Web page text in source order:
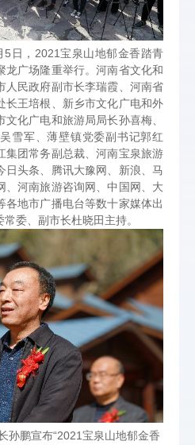
日，2021宝泉山地郁金香踏青
龙广场隆重举行。河南省文化和
人民政府副市长李瑞霞、河南省
长王培根、新乡市文化广电和外
化广电和旅游局局长孙喜梅、
雪军、薄壁镇党委副书记郭红
集团常务副总裁、河南宝泉旅游
日头条、腾讯大豫网、新浪、马
、河南旅游咨询网、中国网、大
各地市广播电台等数十家媒体出
委、副市长杜晓田主持。
孙鹏宣布“2021宝泉山地郁金香